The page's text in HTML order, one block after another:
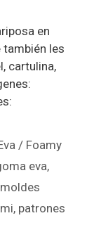
en
también les
cartulina,
/ Foamy
eva,
moldes
, patrones